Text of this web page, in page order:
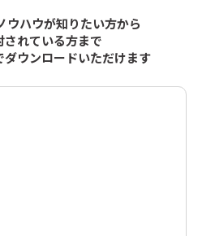
ウハウが知りたい方から
されている方まで
ウンロードいただけます